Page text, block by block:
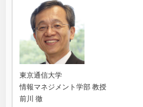
東京通信大学
情報マネジメント学部 教授
前川 徹